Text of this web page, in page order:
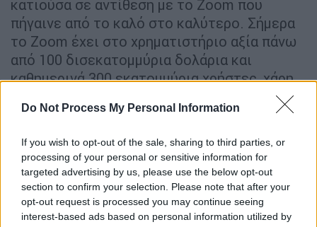
Do Not Process My Personal Information
If you wish to opt-out of the sale, sharing to third parties, or
processing of your personal or sensitive information for
targeted advertising by us, please use the below opt-out
section to confirm your selection. Please note that after your
opt-out request is processed you may continue seeing
interest-based ads based on personal information utilized by
κατιούσα σε αντίθεση με το Zoom που
πήγαινε από το καλό στο καλύτερο. Σήμερα
το Zoom έχει στο χρηματιστήριο αξία πάνω
από 100 δισεκατομμύρια δολάρια και
καθημερινά 300 εκατομμύρια χρήστες, χάρη
κυρίως στην πανδημία. Κατά τη διάρκεια των
λοκντάουν ακόμα και οι παππούδες και
βιντεοκλήσεις και το προτέρημα του Zoom
ήταν ότι είναι εύχρηστο.
«Μπορείς να χρησιμοποιήσεις το Zoom
μέσω του προγράμματος πλοήγησης στο